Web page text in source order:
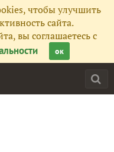
чтобы улучшить
сайта.
вы соглашаетесь с
ок